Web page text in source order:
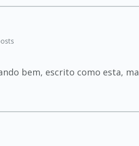
bem, escrito como esta,